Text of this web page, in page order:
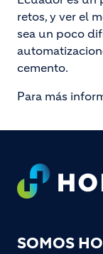
retos, y ver el
sea un poco
cemento.
Para más
Footer
SOMOS